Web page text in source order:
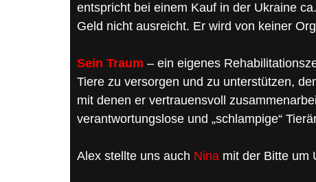
entspricht bei einem Kauf in der Ukraine
Geld nicht ausreicht. Er wird von keiner
Sein Traum – ein eigenes
Tiere zu versorgen und zu unterstützen,
mit denen er vertrauensvoll
verantwortungslose und „schlampige“
Alex stellte uns auch Nina mit der Bitte um